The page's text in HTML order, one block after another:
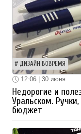
ДИЗАЙН ВОВРЕМЯ
12:06 | 30 июня
Недорогие и
Уральском.
бюджет